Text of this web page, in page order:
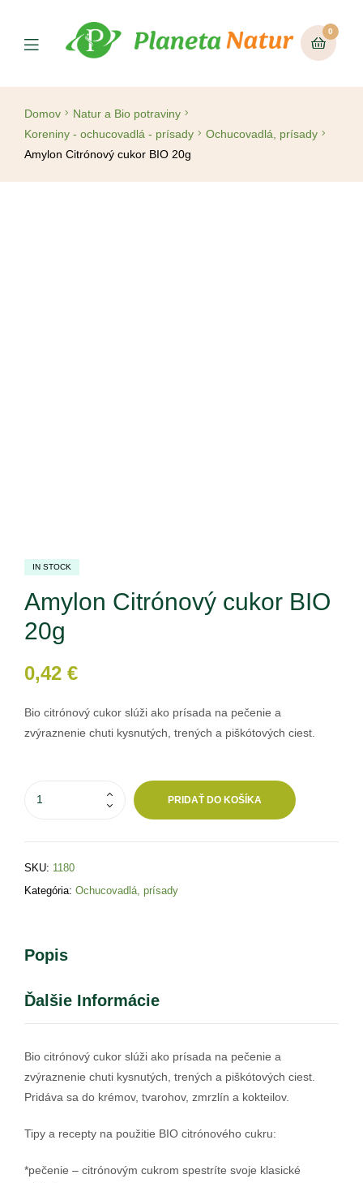
0
Domov
Natur a Bio potraviny
Koreniny - ochucovadlá - prísady
Ochucovadlá, prísady
Amylon Citrónový cukor BIO 20g
IN STOCK
Amylon Citrónový cukor BIO
20g
0,42 €
Bio citrónový cukor slúži ako prísada na pečenie a
zvýraznenie chuti kysnutých, trených a piškótových ciest.
PRIDAŤ DO KOŠÍKA
SKU: 1180
Kategória: Ochucovadlá, prísady
Popis
Ďalšie Informácie
Bio citrónový cukor slúži ako prísada na pečenie a
zvýraznenie chuti kysnutých, trených a piškótových ciest.
Pridáva sa do krémov, tvarohov, zmrzlín a kokteilov.
Tipy a recepty na použitie BIO citrónového cukru:
*pečenie – citrónovým cukrom spestríte svoje klasické